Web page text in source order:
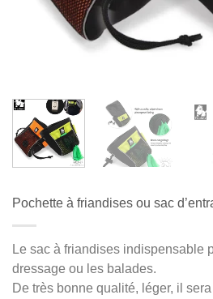
Pochette à friandises ou sac
Le sac à friandises indispensable
dressage ou les balades.
De très bonne qualité, léger, il